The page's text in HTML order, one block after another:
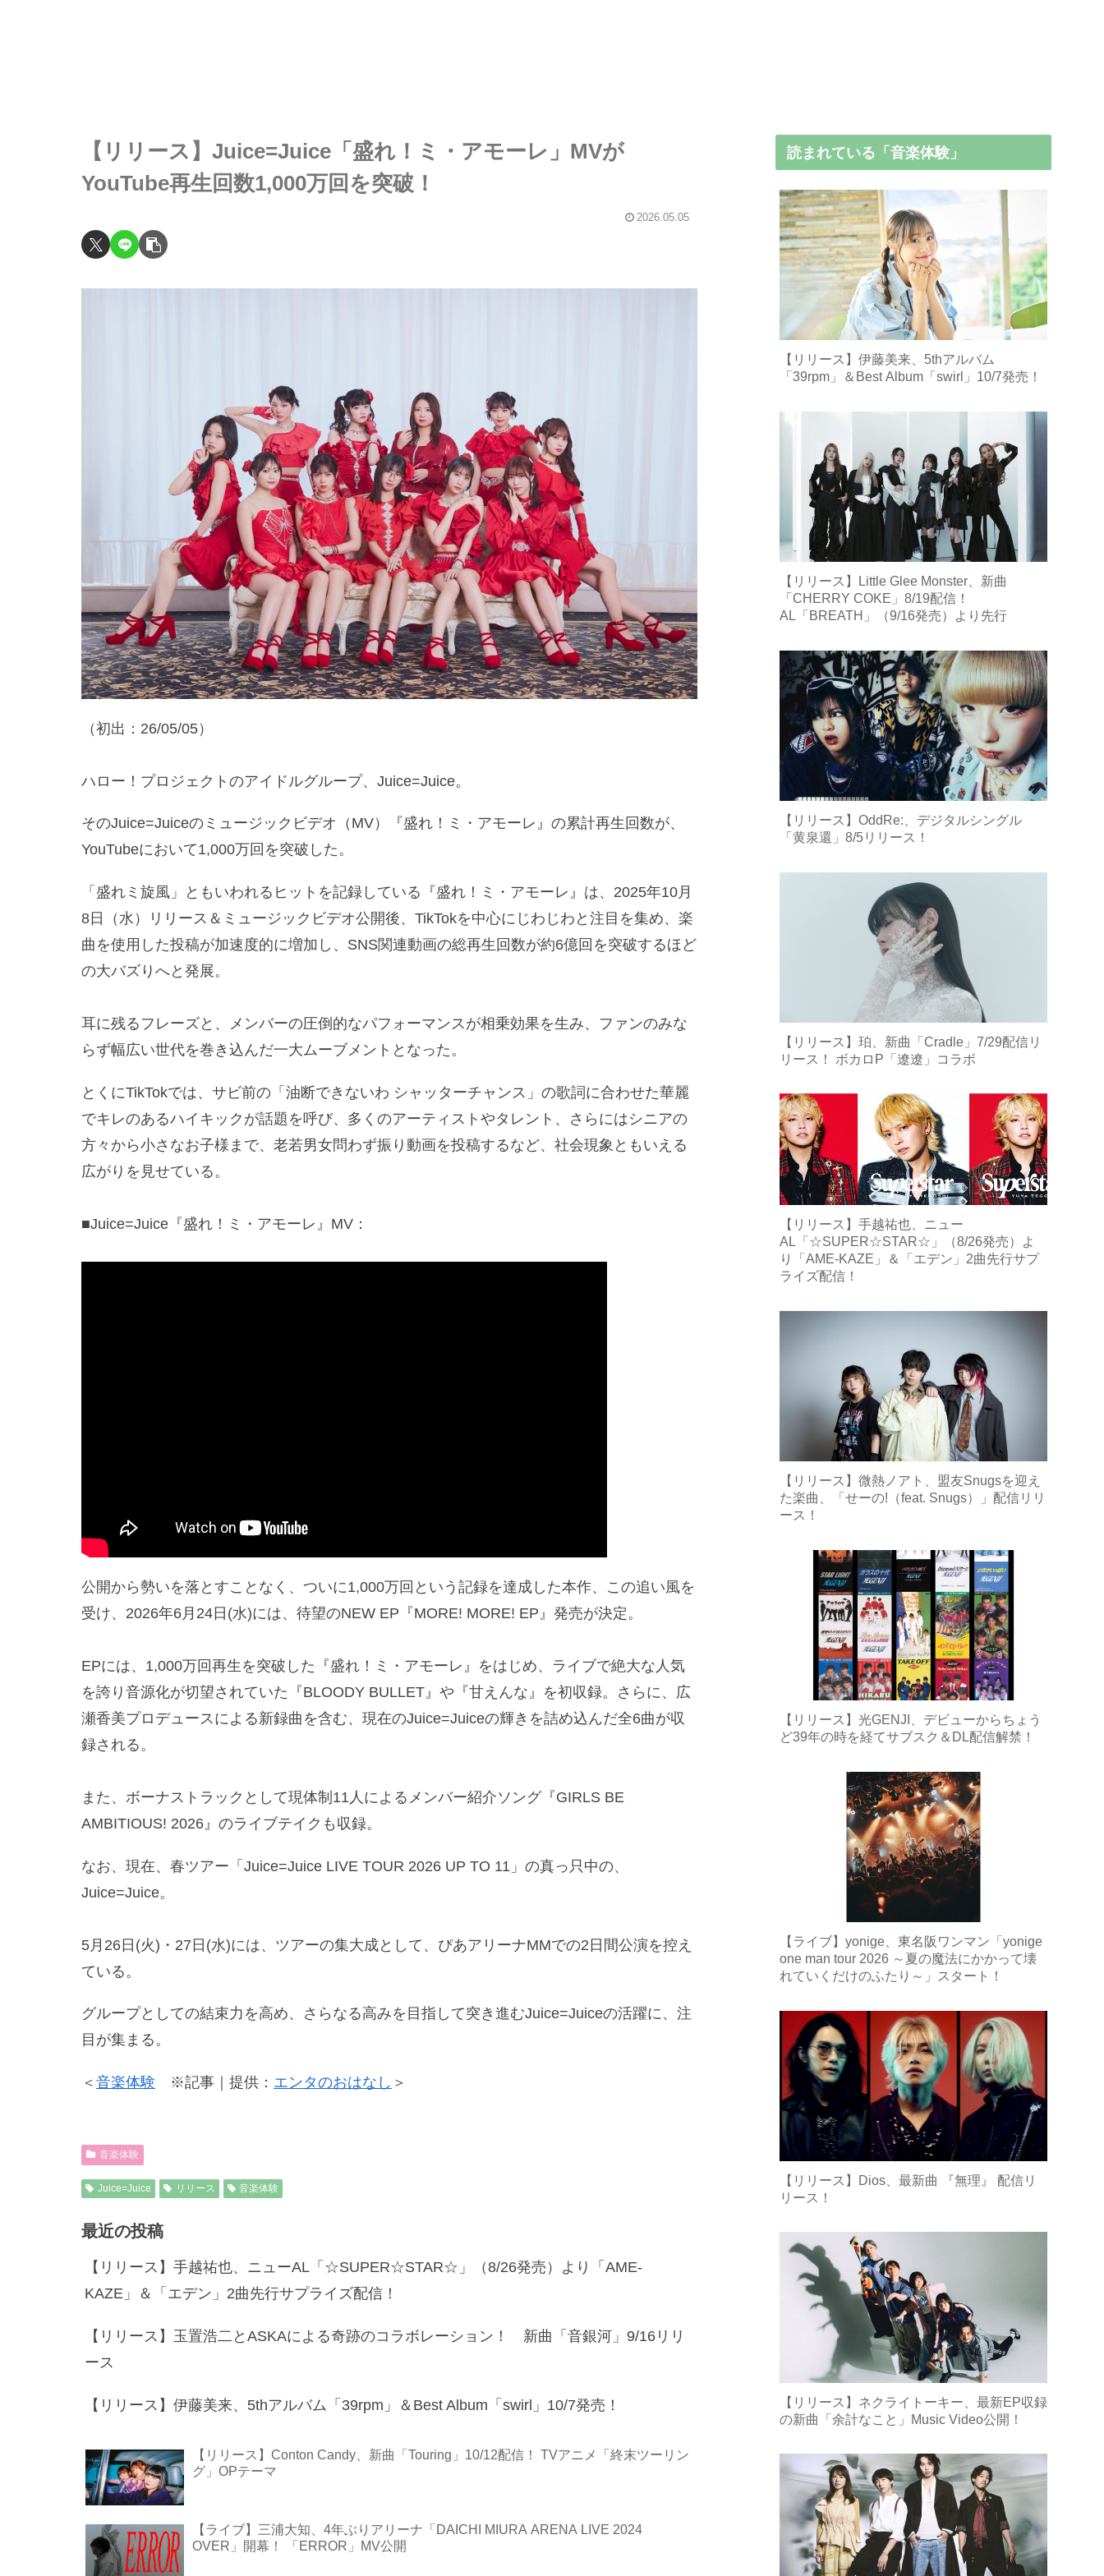
【リリース】Juice=Juice「盛れ！ミ・アモーレ」MVが
YouTube再生回数1,000万回を突破！
2026.05.05
（初出：26/05/05）
ハロー！プロジェクトのアイドルグループ、Juice=Juice。
そのJuice=Juiceのミュージックビデオ（MV）『盛れ！ミ・アモーレ』の累計再生回数が、
YouTubeにおいて1,000万回を突破した。
「盛れミ旋風」ともいわれるヒットを記録している『盛れ！ミ・アモーレ』は、2025年10月
8日（水）リリース＆ミュージックビデオ公開後、TikTokを中心にじわじわと注目を集め、楽
曲を使用した投稿が加速度的に増加し、SNS関連動画の総再生回数が約6億回を突破するほど
の大バズりへと発展。
耳に残るフレーズと、メンバーの圧倒的なパフォーマンスが相乗効果を生み、ファンのみな
らず幅広い世代を巻き込んだ一大ムーブメントとなった。
とくにTikTokでは、サビ前の「油断できないわ シャッターチャンス」の歌詞に合わせた華麗
でキレのあるハイキックが話題を呼び、多くのアーティストやタレント、さらにはシニアの
方々から小さなお子様まで、老若男女問わず振り動画を投稿するなど、社会現象ともいえる
広がりを見せている。
■Juice=Juice『盛れ！ミ・アモーレ』MV：
公開から勢いを落とすことなく、ついに1,000万回という記録を達成した本作、この追い風を
受け、2026年6月24日(水)には、待望のNEW EP『MORE! MORE! EP』発売が決定。
EPには、1,000万回再生を突破した『盛れ！ミ・アモーレ』をはじめ、ライブで絶大な人気
を誇り音源化が切望されていた『BLOODY BULLET』や『甘えんな』を初収録。さらに、広
瀬香美プロデュースによる新録曲を含む、現在のJuice=Juiceの輝きを詰め込んだ全6曲が収
録される。
また、ボーナストラックとして現体制11人によるメンバー紹介ソング『GIRLS BE
AMBITIOUS! 2026』のライブテイクも収録。
なお、現在、春ツアー「Juice=Juice LIVE TOUR 2026 UP TO 11」の真っ只中の、
Juice=Juice。
5月26日(火)・27日(水)には、ツアーの集大成として、ぴあアリーナMMでの2日間公演を控え
ている。
グループとしての結束力を高め、さらなる高みを目指して突き進むJuice=Juiceの活躍に、注
目が集まる。
＜ 音楽体験 ※記事｜提供： エンタのおはなし ＞
音楽体験
Juice=Juice リリース 音楽体験
最近の投稿
【リリース】手越祐也、ニューAL「☆SUPER☆STAR☆」（8/26発売）より「AME-
KAZE」＆「エデン」2曲先行サプライズ配信！
【リリース】玉置浩二とASKAによる奇跡のコラボレーション！ 新曲「音銀河」9/16リリ
ース
【リリース】伊藤美来、5thアルバム「39rpm」＆Best Album「swirl」10/7発売！
【リリース】Conton Candy、新曲「Touring」10/12配信！ TVアニメ「終末ツーリン
グ」OPテーマ
【ライブ】三浦大知、4年ぶりアリーナ「DAICHI MIURA ARENA LIVE 2024
OVER」開幕！ 「ERROR」MV公開
読まれている「音楽体験」
【リリース】伊藤美来、5thアルバム
「39rpm」＆Best Album「swirl」10/7発売！
【リリース】Little Glee Monster、新曲
「CHERRY COKE」8/19配信！
AL「BREATH」（9/16発売）より先行
【リリース】OddRe:、デジタルシングル
「黄泉還」8/5リリース！
【リリース】珀、新曲「Cradle」7/29配信リ
リース！ ボカロP「遼遼」コラボ
【リリース】手越祐也、ニュー
AL「☆SUPER☆STAR☆」（8/26発売）よ
り「AME-KAZE」＆「エデン」2曲先行サプ
ライズ配信！
【リリース】微熱ノアト、盟友Snugsを迎え
た楽曲、「せーの!（feat. Snugs）」配信リリ
ース！
【リリース】光GENJI、デビューからちょう
ど39年の時を経てサブスク＆DL配信解禁！
【ライブ】yonige、東名阪ワンマン「yonige
one man tour 2026 ～夏の魔法にかかって壊
れていくだけのふたり～」スタート！
【リリース】Dios、最新曲 『無理』 配信リ
リース！
【リリース】ネクライトーキー、最新EP収録
の新曲「余計なこと」Music Video公開！